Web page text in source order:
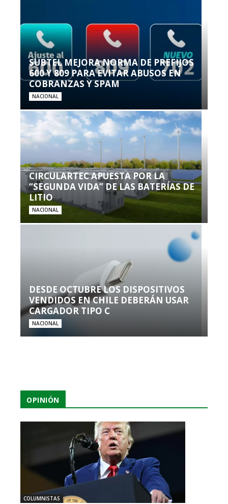
SUBTEL MEJORA NORMA DE PREFIJOS
600 Y 809 PARA EVITAR ABUSOS EN
COBRANZAS Y SPAM
NACIONAL
CIRCULARTEC APUESTA POR LA
“SEGUNDA VIDA” DE LAS BATERÍAS DE
LITIO
NACIONAL
DESDE OCTUBRE LOS DISPOSITIVOS
VENDIDOS EN CHILE DEBERÁN USAR
CARGADOR TIPO C
NACIONAL
OPINIÓN
COLUMNISTAS